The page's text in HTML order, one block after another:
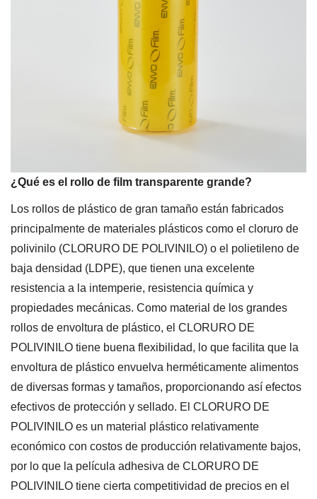
¿Qué es el rollo de film transparente grande?
Los rollos de plástico de gran tamaño están fabricados
principalmente de materiales plásticos como el cloruro de
polivinilo (CLORURO DE POLIVINILO) o el polietileno de
baja densidad (LDPE), que tienen una excelente
resistencia a la intemperie, resistencia química y
propiedades mecánicas. Como material de los grandes
rollos de envoltura de plástico, el CLORURO DE
POLIVINILO tiene buena flexibilidad, lo que facilita que la
envoltura de plástico envuelva herméticamente alimentos
de diversas formas y tamaños, proporcionando así efectos
efectivos de protección y sellado. El CLORURO DE
POLIVINILO es un material plástico relativamente
económico con costos de producción relativamente bajos,
por lo que la película adhesiva de CLORURO DE
POLIVINILO tiene cierta competitividad de precios en el